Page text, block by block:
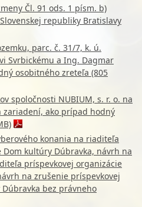
Čl. 91 ods. 1 písm. b)
republiky Bratislavy
parc. č. 31/7, k. ú.
Svrbickému a Ing. Dagmar
osobitného zreteľa (805
spoločnosti NUBIUM, s. r. o. na
ako prípad hodný
konania na riaditeľa
kultúry Dúbravka, návrh na
príspevkovej organizácie
na zrušenie príspevkovej
bez právneho